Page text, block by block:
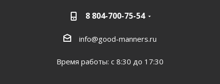
8 804-700-75-54
info@good-manners.ru
Время работы: с 8:30 до 17:30